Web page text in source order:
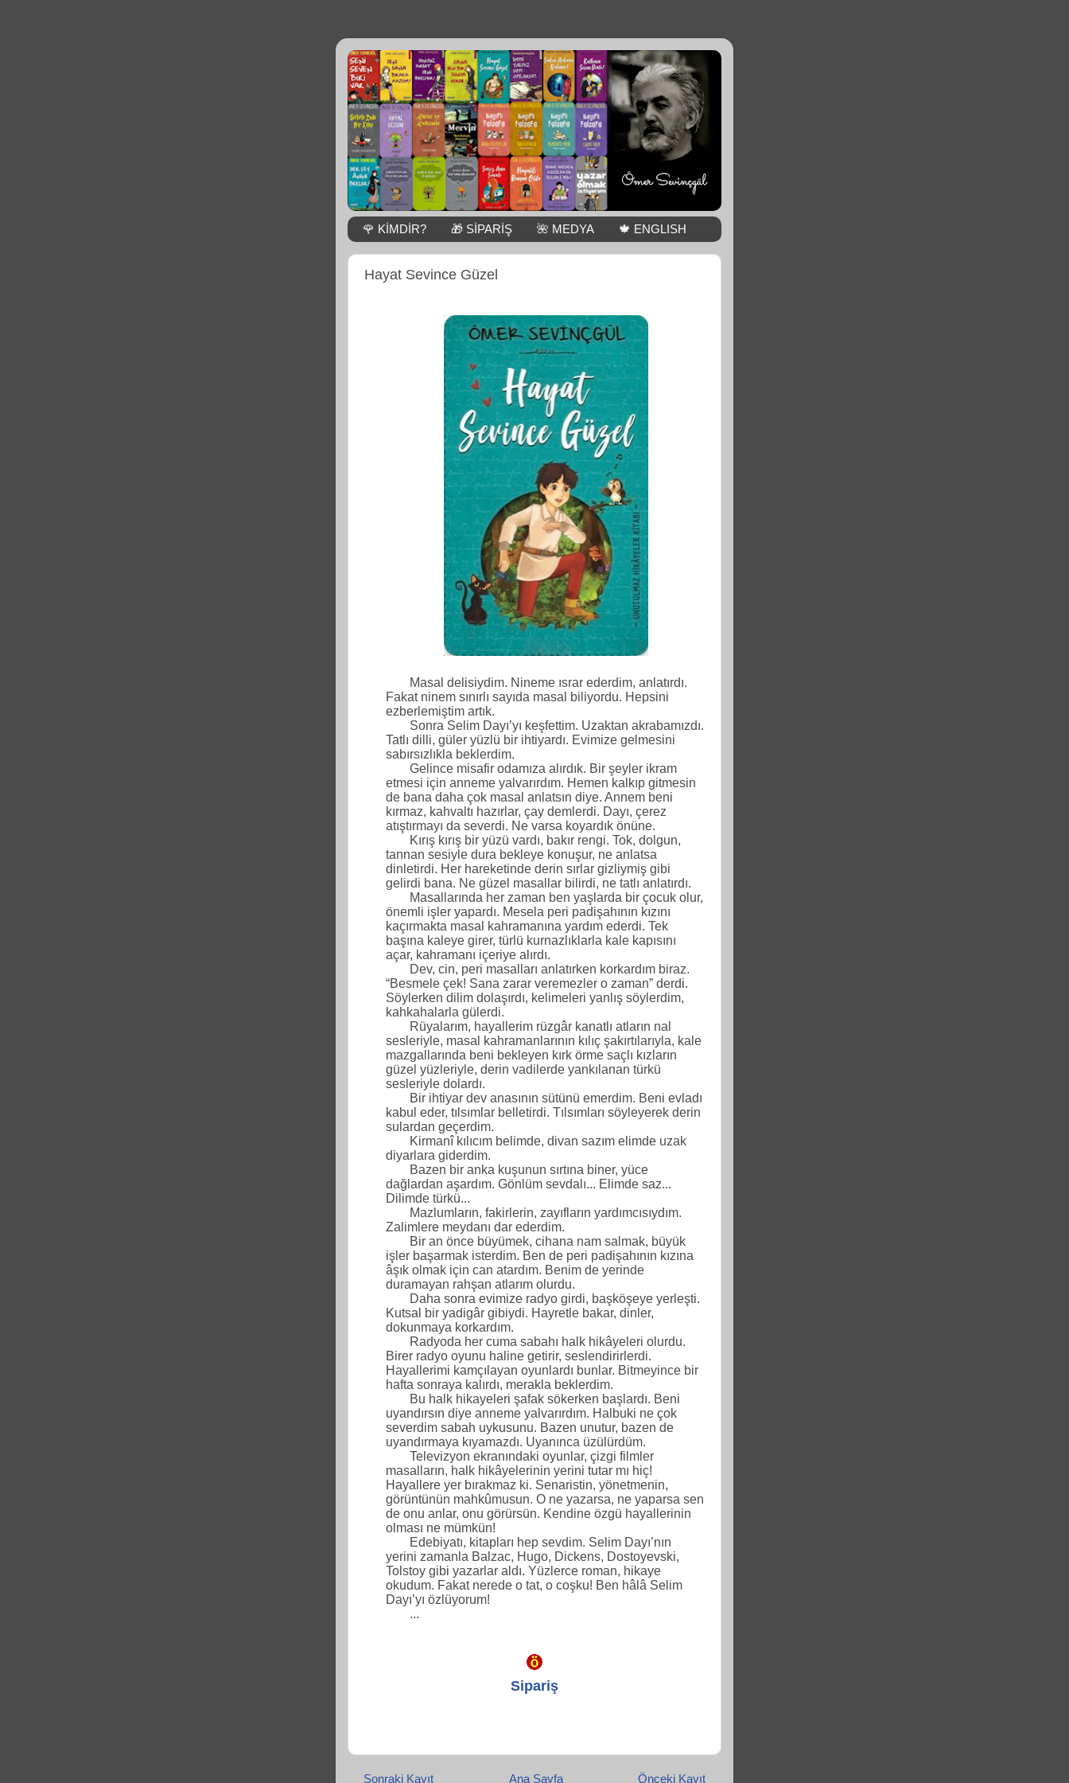
🌹 KİMDİR? 🎁 SİPARİŞ 🌺 MEDYA 🍁 ENGLISH
Hayat Sevince Güzel
Masal delisiydim. Nineme ısrar ederdim, anlatırdı.
Fakat ninem sınırlı sayıda masal biliyordu. Hepsini
ezberlemiştim artık.
Sonra Selim Dayı’yı keşfettim. Uzaktan akrabamızdı.
Tatlı dilli, güler yüzlü bir ihtiyardı. Evimize gelmesini
sabırsızlıkla beklerdim.
Gelince misafir odamıza alırdık. Bir şeyler ikram
etmesi için anneme yalvarırdım. Hemen kalkıp gitmesin
de bana daha çok masal anlatsın diye. Annem beni
kırmaz, kahvaltı hazırlar, çay demlerdi. Dayı, çerez
atıştırmayı da severdi. Ne varsa koyardık önüne.
Kırış kırış bir yüzü vardı, bakır rengi. Tok, dolgun,
tannan sesiyle dura bekleye konuşur, ne anlatsa
dinletirdi. Her hareketinde derin sırlar gizliymiş gibi
gelirdi bana. Ne güzel masallar bilirdi, ne tatlı anlatırdı.
Masallarında her zaman ben yaşlarda bir çocuk olur,
önemli işler yapardı. Mesela peri padişahının kızını
kaçırmakta masal kahramanına yardım ederdi. Tek
başına kaleye girer, türlü kurnazlıklarla kale kapısını
açar, kahramanı içeriye alırdı.
Dev, cin, peri masalları anlatırken korkardım biraz.
“Besmele çek! Sana zarar veremezler o zaman” derdi.
Söylerken dilim dolaşırdı, kelimeleri yanlış söylerdim,
kahkahalarla gülerdi.
Rüyalarım, hayallerim rüzgâr kanatlı atların nal
sesleriyle, masal kahramanlarının kılıç şakırtılarıyla, kale
mazgallarında beni bekleyen kırk örme saçlı kızların
güzel yüzleriyle, derin vadilerde yankılanan türkü
sesleriyle dolardı.
Bir ihtiyar dev anasının sütünü emerdim. Beni evladı
kabul eder, tılsımlar belletirdi. Tılsımları söyleyerek derin
sulardan geçerdim.
Kirmanî kılıcım belimde, divan sazım elimde uzak
diyarlara giderdim.
Bazen bir anka kuşunun sırtına biner, yüce
dağlardan aşardım. Gönlüm sevdalı... Elimde saz...
Dilimde türkü...
Mazlumların, fakirlerin, zayıfların yardımcısıydım.
Zalimlere meydanı dar ederdim.
Bir an önce büyümek, cihana nam salmak, büyük
işler başarmak isterdim. Ben de peri padişahının kızına
âşık olmak için can atardım. Benim de yerinde
duramayan rahşan atlarım olurdu.
Daha sonra evimize radyo girdi, başköşeye yerleşti.
Kutsal bir yadigâr gibiydi. Hayretle bakar, dinler,
dokunmaya korkardım.
Radyoda her cuma sabahı halk hikâyeleri olurdu.
Birer radyo oyunu haline getirir, seslendirirlerdi.
Hayallerimi kamçılayan oyunlardı bunlar. Bitmeyince bir
hafta sonraya kalırdı, merakla beklerdim.
Bu halk hikayeleri şafak sökerken başlardı. Beni
uyandırsın diye anneme yalvarırdım. Halbuki ne çok
severdim sabah uykusunu. Bazen unutur, bazen de
uyandırmaya kıyamazdı. Uyanınca üzülürdüm.
Televizyon ekranındaki oyunlar, çizgi filmler
masalların, halk hikâyelerinin yerini tutar mı hiç!
Hayallere yer bırakmaz ki. Senaristin, yönetmenin,
görüntünün mahkûmusun. O ne yazarsa, ne yaparsa sen
de onu anlar, onu görürsün. Kendine özgü hayallerinin
olması ne mümkün!
Edebiyatı, kitapları hep sevdim. Selim Dayı’nın
yerini zamanla Balzac, Hugo, Dickens, Dostoyevski,
Tolstoy gibi yazarlar aldı. Yüzlerce roman, hikaye
okudum. Fakat nerede o tat, o coşku! Ben hâlâ Selim
Dayı’yı özlüyorum!
...
Sipariş
Sonraki Kayıt Önceki Kayıt
Ana Sayfa